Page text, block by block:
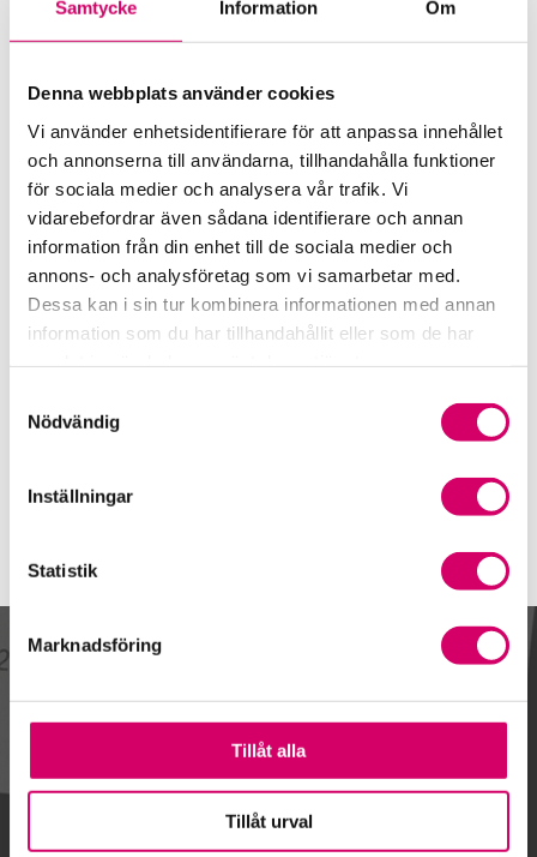
Samtycke Information Om
Denna webbplats använder cookies
Vi använder enhetsidentifierare för att anpassa innehållet
och annonserna till användarna, tillhandahålla funktioner
för sociala medier och analysera vår trafik. Vi
vidarebefordrar även sådana identifierare och annan
information från din enhet till de sociala medier och
annons- och analysföretag som vi samarbetar med.
Dessa kan i sin tur kombinera informationen med annan
information som du har tillhandahållit eller som de har
Nödvändig
Inställningar
Statistik
Marknadsföring
Tillåt alla
Tillåt urval
Auktoriserad Redovisningskonsult
Ludvig & Co AB
Katrineholm
Telefon
0771-27 27 27
Mobiltelefon
Gå till kalendariet